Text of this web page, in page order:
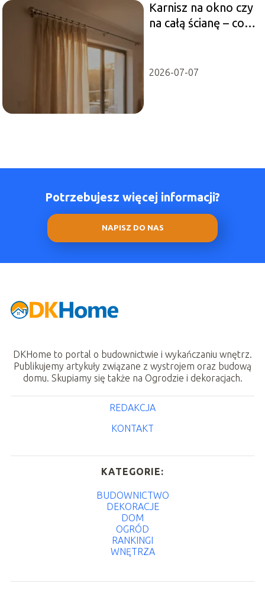
Karnisz na okno czy
na całą ścianę – co
2026-07-07
Potrzebujesz więcej informacji?
NAPISZ DO NAS
DKHome to portal o budownictwie i wykańczaniu wnętrz.
Publikujemy artykuły związane z wystrojem oraz budową
domu. Skupiamy się także na Ogrodzie i dekoracjach.
REDAKCJA
KONTAKT
KATEGORIE:
BUDOWNICTWO
DEKORACJE
DOM
OGRÓD
RANKINGI
WNĘTRZA